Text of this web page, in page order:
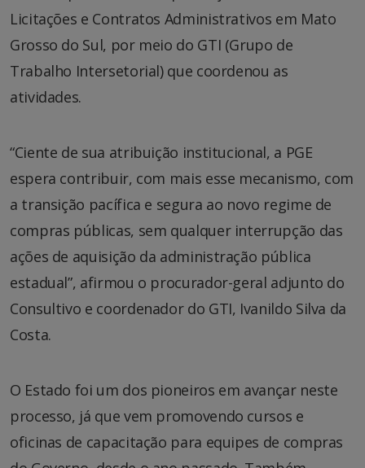
Licitações e Contratos Administrativos em Mato
Grosso do Sul, por meio do GTI (Grupo de
Trabalho Intersetorial) que coordenou as
atividades.
“Ciente de sua atribuição institucional, a PGE
espera contribuir, com mais esse mecanismo, com
a transição pacífica e segura ao novo regime de
compras públicas, sem qualquer interrupção das
ações de aquisição da administração pública
estadual”, afirmou o procurador-geral adjunto do
Consultivo e coordenador do GTI, Ivanildo Silva da
Costa.
O Estado foi um dos pioneiros em avançar neste
processo, já que vem promovendo cursos e
oficinas de capacitação para equipes de compras